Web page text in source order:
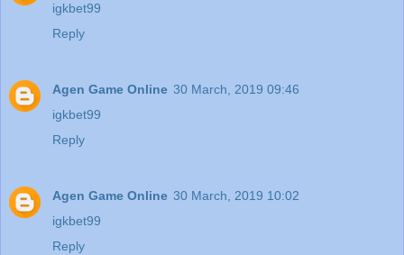
igkbet99
Reply
Agen Game Online 30 March, 2019 09:46
igkbet99
Reply
Agen Game Online 30 March, 2019 10:02
igkbet99
Reply